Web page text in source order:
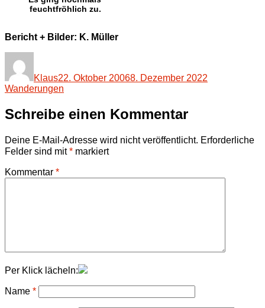
feuchtfröhlich zu.
Bericht + Bilder: K. Müller
Klaus22. Oktober 20068. Dezember 2022
Wanderungen
Schreibe einen Kommentar
Deine E-Mail-Adresse wird nicht veröffentlicht. Erforderliche
Felder sind mit* markiert
Kommentar *
Per Klick lächeln:
Name *